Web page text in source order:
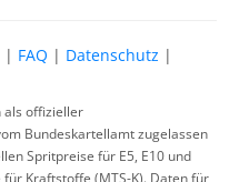
| FAQ | Datenschutz |
als offizieller
Bundeskartellamt zugelassen
Spritpreise für E5, E10 und
Kraftstoffe (MTS-K). Daten für